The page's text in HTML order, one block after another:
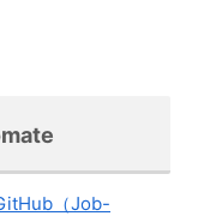
（Job-